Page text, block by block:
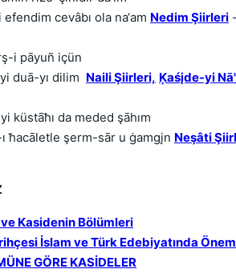
cevâbı ola na‘am Nedim Şiirleri -
i pāyuñ içün
duā-yı dilim Naili Şiirleri, Ķaśįde-yi
küstāħı da meded şāhım
ħacāletle şerm-sār u ġamgįn Neşâti
Kasidenin Bölümleri
İslam ve Türk Edebiyatında
GÖRE KASİDELER